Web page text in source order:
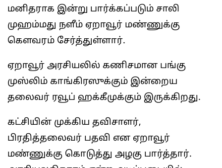
மனிதராக இன்று பார்க்கப்படும் சாலி
முஹம்மது நளீம் ஏறாவூர் மண்ணுக்கு
கௌவரம் சேர்த்துள்ளார்.
ஏறாவூர் அரசியலில் கணிசமான பங்கு
முஸ்லிம் காங்கிரஸுக்கும் இன்றைய
தலைவர் ரவூப் ஹக்கீமுக்கும் இருக்கிறது.
கட்சியின் முக்கிய தவிசாளர்,
பிரதித்தலைவர் பதவி என ஏறாவூர்
மண்ணுக்கு கொடுத்து அழகு பார்த்தார்.